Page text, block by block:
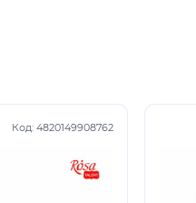
Код: 4820149908762